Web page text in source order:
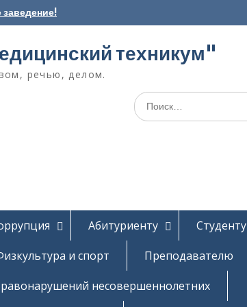
техникум"
речью, делом.
Поиск
по:
Абитуриенту
Студенту
и спорт
Преподавателю
несовершеннолетних